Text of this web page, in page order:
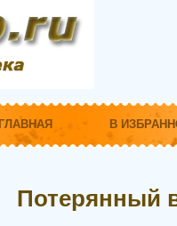
ГЛАВНАЯ В
Потерянный